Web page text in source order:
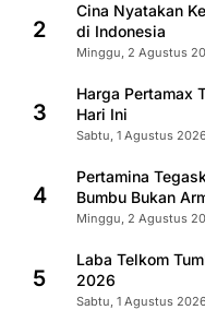
2
Cina Nyatakan
di Indonesia
Minggu, 2 Agustus
3
Harga Pertamax
Hari Ini
Sabtu, 1 Agustus
4
Pertamina
Bumbu Bukan
Minggu, 2 Agustus
5
Laba Telkom
2026
Sabtu, 1 Agustus